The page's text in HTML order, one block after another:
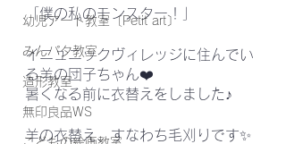
幼児アート教室〔Petit art〕
みんパタ教室
造形教室
無印良品WS
「僕の私のモンスター！」
イニュニックヴィレッジに住んでい
る羊の団子ちゃん❤️
暑くなる前に衣替えをしました♪
羊の衣替え、すなわち毛刈りです✨